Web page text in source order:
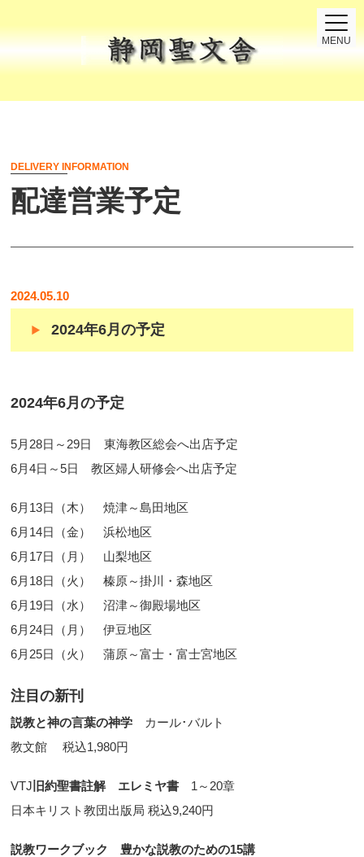
MENU
DELIVERY INFORMATION
配達営業予定
2024.05.10
2024年6月の予定
2024年6月の予定
5月28日～29日 東海教区総会へ出店予定
6月4日～5日 教区婦人研修会へ出店予定
6月13日（木） 焼津～島田地区
6月14日（金） 浜松地区
6月17日（月） 山梨地区
6月18日（火） 榛原～掛川・森地区
6月19日（水） 沼津～御殿場地区
6月24日（月） 伊豆地区
6月25日（火） 蒲原～富士・富士宮地区
注目の新刊
説教と神の言葉の神学 カール･バルト
教文館 税込1,980円
VTJ 旧約聖書註解 エレミヤ書 1～20章
日本キリスト教団出版局 税込9,240円
説教ワークブック 豊かな説教のための15講